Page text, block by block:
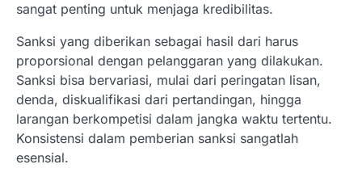
sangat penting untuk menjaga kredibilitas.
Sanksi yang diberikan sebagai hasil dari harus
proporsional dengan pelanggaran yang dilakukan.
Sanksi bisa bervariasi, mulai dari peringatan lisan,
denda, diskualifikasi dari pertandingan, hingga
larangan berkompetisi dalam jangka waktu tertentu.
Konsistensi dalam pemberian sanksi sangatlah
esensial.